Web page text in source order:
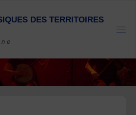
IQUES DES TERRITOIRES